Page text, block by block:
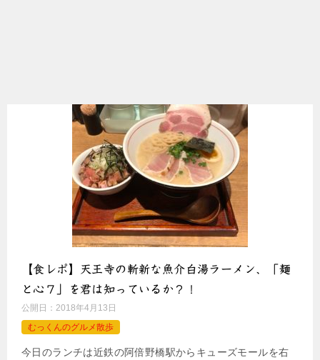
【食レポ】天王寺の斬新な魚介白湯ラーメン、「麺
と心７」を君は知っているか？！
公開日： 2018年4月13日
むっくんのグルメ散歩
今日のランチは近鉄の阿倍野橋駅からキューズモールを右